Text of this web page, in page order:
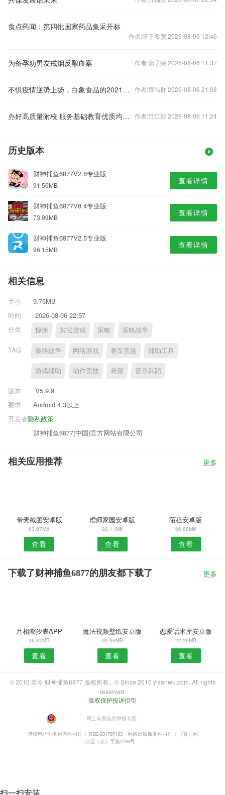
食点药闻：第四批国家药品集采开标
作者:淳于希宽 2026-08-06 12:46
为备孕劝男友戒烟反酿血案 作者:蒲子荣 2026-08-06 11:37
不惧疫情逆势上扬，白象食品的2021年为何如此值得期待？ 作者:宣韦群 2026-08-06 21:08
办好高质量附校 服务基础教育优质均衡发展 作者:范江影 2026-08-06 11:24
历史版本
财神捕鱼6877V2.8专业版
91.56MB 查看详情
财神捕鱼6877V8.4专业版
73.99MB 查看详情
财神捕鱼6877V2.5专业版
96.15MB 查看详情
相关信息
大小
9.75MB
时间
2026-08-06 22:57
分类
惊悚 其它游戏 策略 策略战争
TAG 策略战争 网络游戏 赛车竞速 辅助工具
游戏辅助 动作竞技 悬疑 音乐舞蹈
版本
V5.9.9
要求
Android 4.3以上
隐私政策
开发者
财神捕鱼6877(中国)官方网站有限公司
相关应用推荐 更多
带壳截图安卓版
63.97MB
查看
虑师家园安卓版
92.11MB
查看
陌租安卓版
66.88MB
查看
下载了财神捕鱼6877的朋友都下载了 更多
月相潮汐表APP
36.87MB
查看
魔法视频壁纸安卓版
90.96MB
查看
恋爱话术库安卓版
22.26MB
查看
© 2010 至今 财神捕鱼6877 版权所有。© Since 2010 yisanwu.com. All rights
reserved.
版权保护投诉指引
・ 网上有害信息举报专区
增值电信业务经营许可证：京B2-201797163
网络出版服务许可证：（署）网
出证（京）字第2799号